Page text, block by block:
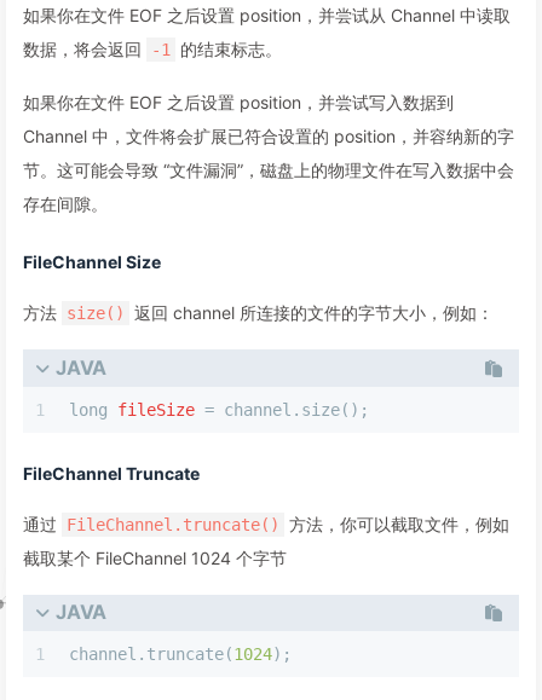
如果你在文件 EOF 之后设置 position，并尝试从 Channel 中读取
数据，将会返回
-1 的结束标志。
如果你在文件 EOF 之后设置 position，并尝试写入数据到
Channel 中，文件将会扩展已符合设置的 position，并容纳新的字
节。这可能会导致 “文件漏洞”，磁盘上的物理文件在写入数据中会
存在间隙。
FileChannel Size
方法 size() 返回 channel 所连接的文件的字节大小，例如：
JAVA
1 long fileSize = channel.size();
FileChannel Truncate
通过 FileChannel.truncate()
方法，你可以截取文件，例如
截取某个 FileChannel 1024 个字节
JAVA
1 channel.truncate(1024);